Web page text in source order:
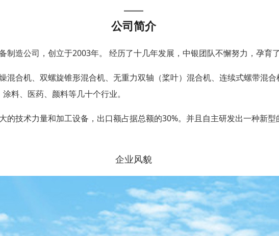
公司简介
造公司，创立于2003年。 经历了十几年发展，中银团队不懈努力，孕育了
合机、双螺旋锥形混合机、无重力双轴（桨叶）混合机、连续式螺带混
料、医药、颜料等几十个行业。
技术力量和加工设备，出口额占据总额的30%。并且自主研发出一种新
企业风貌